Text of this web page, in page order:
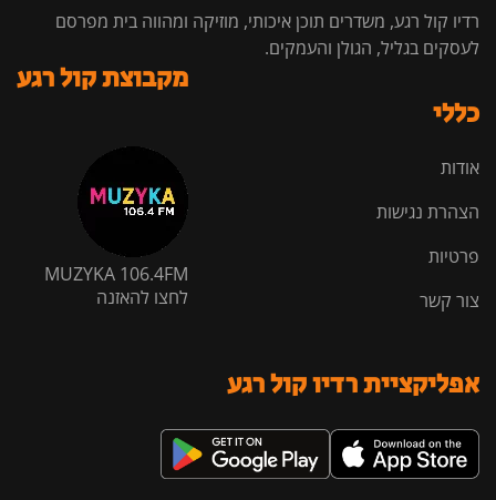
רדיו קול רגע, משדרים תוכן איכותי, מוזיקה ומהווה בית מפרסם
לעסקים בגליל, הגולן והעמקים.
כללי
אודות
הצהרת נגישות
פרטיות
צור קשר
מקבוצת קול רגע
MUZYKA 106.4FM
לחצו להאזנה
אפליקציית רדיו קול רגע